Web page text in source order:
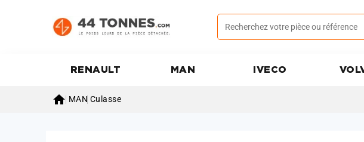
RENAULT MAN IVECO
 MAN Culasse